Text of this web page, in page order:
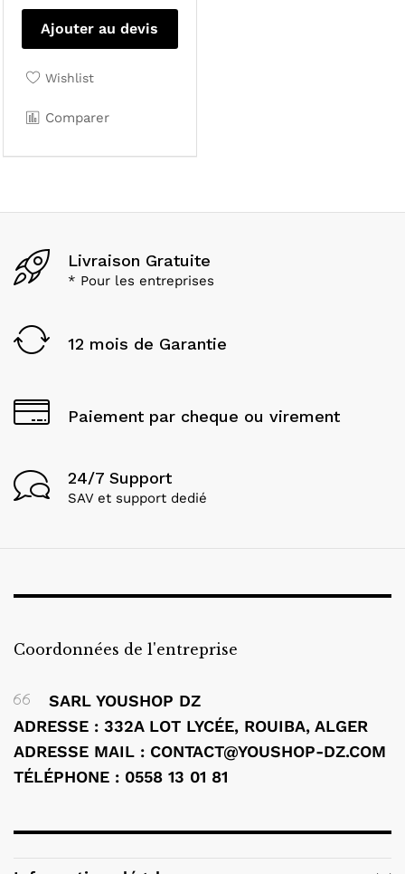
Ajouter au devis
Wishlist
Comparer
Livraison Gratuite
* Pour les entreprises
12 mois de Garantie
Paiement par cheque ou virement
24/7 Support
SAV et support dedié
Coordonnées de l'entreprise
SARL YOUSHOP DZ
ADRESSE : 332A LOT LYCÉE, ROUIBA, ALGER
ADRESSE MAIL : CONTACT@YOUSHOP-DZ.COM
TÉLÉPHONE : 0558 13 01 81